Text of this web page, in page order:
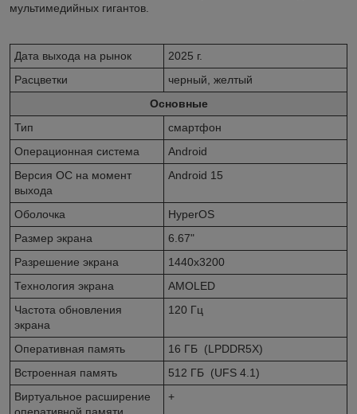
мультимедийных гигантов.
Дата выхода на рынок
2025 г.
Расцветки
черный, желтый
Основные
Тип
смартфон
Операционная система
Android
Версия ОС на момент
выхода
Android 15
Оболочка
HyperOS
Размер экрана
6.67"
Разрешение экрана
1440x3200
Технология экрана
AMOLED
Частота обновления
экрана
120 Гц
Оперативная память
16 ГБ (LPDDR5X)
Встроенная память
512 ГБ (UFS 4.1)
Виртуальное расширение
оперативной памяти
+